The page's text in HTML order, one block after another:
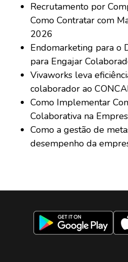
Recrutamento por
Como Contratar com
2026
Endomarketing para o
para Engajar
Vivaworks leva
colaborador ao
Como Implementar
Colaborativa na
Como a gestão de
desempenho da